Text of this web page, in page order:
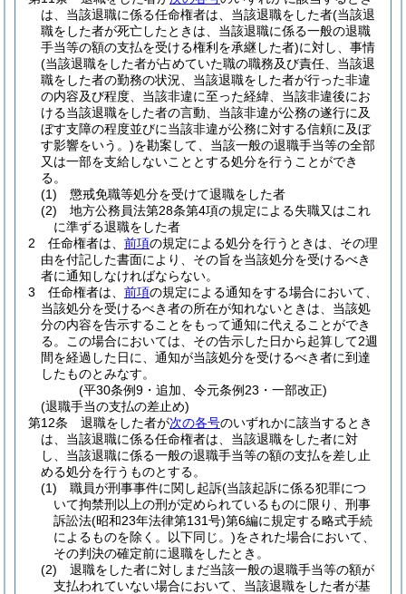
は、当該退職に係る任命権者は、当該退職をした者(当該退
職をした者が死亡したときは、当該退職に係る一般の退職
手当等の額の支払を受ける権利を承継した者)に対し、事情
(当該退職をした者が占めていた職の職務及び責任、当該退
職をした者の勤務の状況、当該退職をした者が行った非違
の内容及び程度、当該非違に至った経緯、当該非違後にお
ける当該退職をした者の言動、当該非違が公務の遂行に及
ぼす支障の程度並びに当該非違が公務に対する信頼に及ぼ
す影響をいう。)を勘案して、当該一般の退職手当等の全部
又は一部を支給しないこととする処分を行うことができ
る。
(1)
懲戒免職等処分を受けて退職をした者
(2)
地方公務員法第28条第4項の規定による失職又はこれ
に準ずる退職をした者
2
任命権者は、 前項の規定による処分を行うときは、その理
由を付記した書面により、その旨を当該処分を受けるべき
者に通知しなければならない。
3
任命権者は、 前項の規定による通知をする場合において、
当該処分を受けるべき者の所在が知れないときは、当該処
分の内容を告示することをもって通知に代えることができ
る。
この場合においては、その告示した日から起算して2週
間を経過した日に、通知が当該処分を受けるべき者に到達
したものとみなす。
(平30条例9・追加、令元条例23・一部改正)
(退職手当の支払の差止め)
第12条
退職をした者が次の各号のいずれかに該当するとき
は、当該退職に係る任命権者は、当該退職をした者に対
し、当該退職に係る一般の退職手当等の額の支払を差し止
める処分を行うものとする。
(1)
職員が刑事事件に関し起訴(当該起訴に係る犯罪につ
いて拘禁刑以上の刑が定められているものに限り、刑事
訴訟法(昭和23年法律第131号)第6編に規定する略式手続
によるものを除く。以下同じ。)をされた場合において、
その判決の確定前に退職をしたとき。
(2)
退職をした者に対しまだ当該一般の退職手当等の額が
支払われていない場合において、当該退職をした者が基